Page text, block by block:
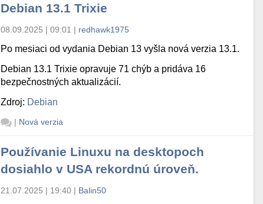
Debian 13.1 Trixie
08.09.2025 | 09:01 | redhawk1975
Po mesiaci od vydania Debian 13 vyšla nová verzia 13.1.
Debian 13.1 Trixie opravuje 71 chýb a pridáva 16
bezpečnostných aktualizácií.
Zdroj: Debian
| Nová verzia
Používanie Linuxu na desktopoch
dosiahlo v USA rekordnú úroveň.
21.07.2025 | 19:40 | Balin50